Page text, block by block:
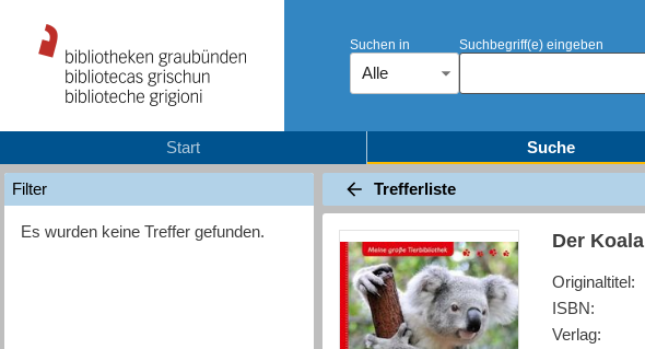
Suchen in
Alle
Suchbegriff(e) eingeben
Start Suche
Filter
Es wurden keine Treffer gefunden.
Trefferliste
Der Koala
Originaltitel:
ISBN:
Verlag: